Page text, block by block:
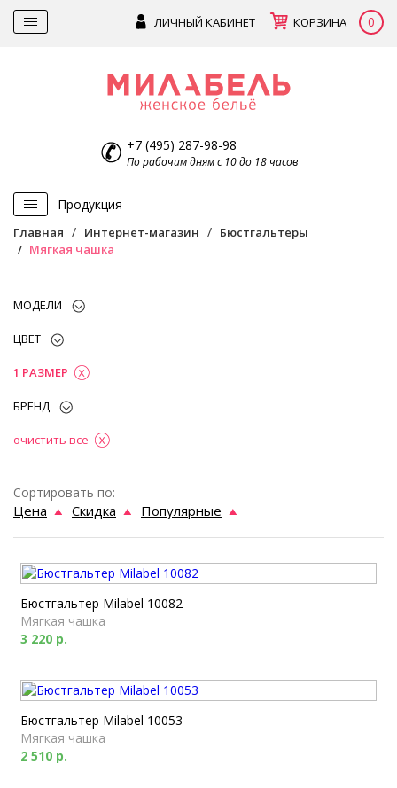
ЛИЧНЫЙ КАБИНЕТ КОРЗИНА 0
+7 (495) 287-98-98
По рабочим дням с 10 до 18 часов
Продукция
Главная Интернет-магазин
Бюстгальтеры
Мягкая чашка
МОДЕЛИ
ЦВЕТ
1 РАЗМЕР
БРЕНД
очистить все
Сортировать по:
Цена Скидка Популярные
Бюстгальтер Milabel 10082
Мягкая чашка
3 220 р.
Бюстгальтер Milabel 10053
Мягкая чашка
2 510 р.